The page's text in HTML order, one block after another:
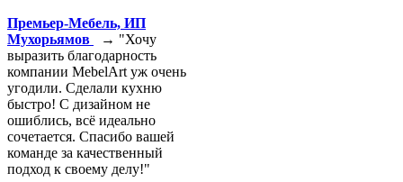
Премьер-Мебель, ИП
Мухорьямов
→ "Хочу
выразить благодарность
компании MebelArt уж очень
угодили. Сделали кухню
быстро! С дизайном не
ошиблись, всё идеально
сочетается. Спасибо вашей
команде за качественный
подход к своему делу!"